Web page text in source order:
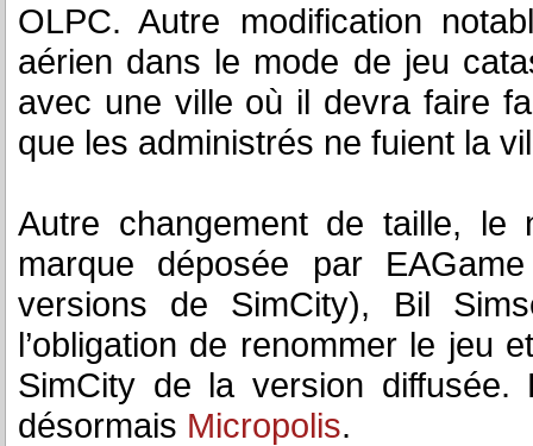
OLPC. Autre modification
aérien dans le mode de jeu
avec une ville où il devra faire
que les administrés ne fuient la
Autre changement de taille,
marque déposée par
versions de SimCity), Bil
l’obligation de renommer le jeu
SimCity de la version diffusée.
désormais Micropolis.